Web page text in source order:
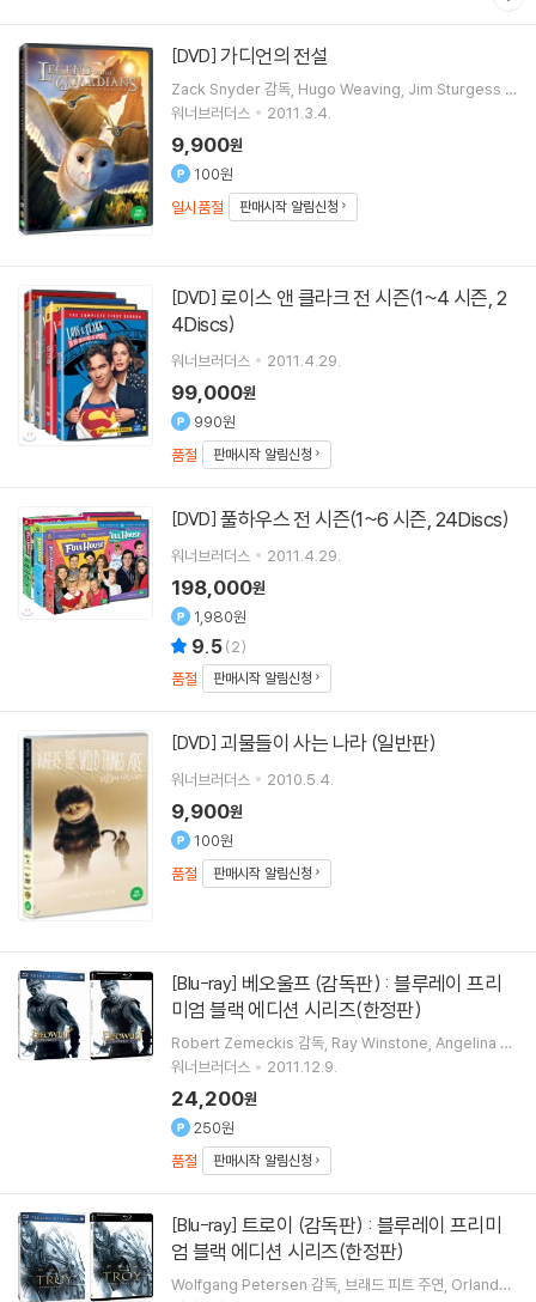
[DVD] 가디언의 전설
Zack Snyder감독 Hugo Weaving Jim Sturgess 출
연
워너브러더스 2011.3.4.
9,900원
100원
일시품절
판매시작 알림신청
[DVD] 로이스 앤 클라크 전 시즌(1~4 시즌, 2
4Discs)
워너브러더스 2011.4.29.
99,000원
990원
품절
판매시작 알림신청
[DVD] 풀하우스 전 시즌(1~6 시즌, 24Discs)
워너브러더스 2011.4.29.
198,000원
1,980원
9.5(2)
품절
판매시작 알림신청
[DVD] 괴물들이 사는 나라 (일반판)
워너브러더스 2010.5.4.
9,900원
100원
품절
판매시작 알림신청
[Blu-ray]
미엄 블랙 에디션 시리즈(한정판)
Robert Zemeckis 감독 Ray Winstone Angelina Jo
lie출연
워너브러더스 2011.12.9.
24,200원
250원
품절
판매시작 알림신청
[Blu-ray]
엄 블랙 에디션 시리즈(한정판)
Wolfgang Petersen 감독 브래드 피트주연 Orlando